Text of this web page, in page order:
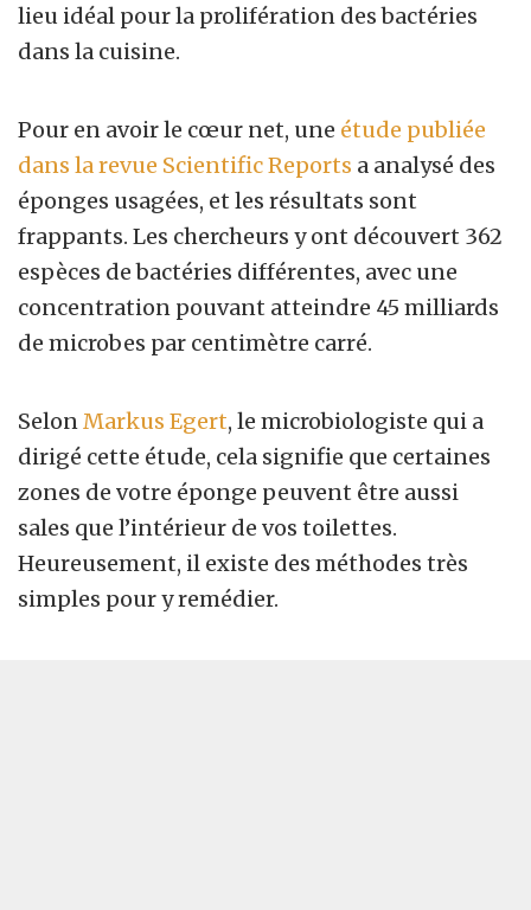
lieu idéal pour la prolifération des bactéries
dans la cuisine.
Pour en avoir le cœur net, une étude publiée
dans la revue Scientific Reports a analysé des
éponges usagées, et les résultats sont
frappants. Les chercheurs y ont découvert 362
espèces de bactéries différentes, avec une
concentration pouvant atteindre 45 milliards
de microbes par centimètre carré.
SelonMarkus Egert, le microbiologiste qui a
dirigé cette étude, cela signifie que certaines
zones de votre éponge peuvent être aussi
sales que l’intérieur de vos toilettes.
Heureusement, il existe des méthodes très
simples pour y remédier.